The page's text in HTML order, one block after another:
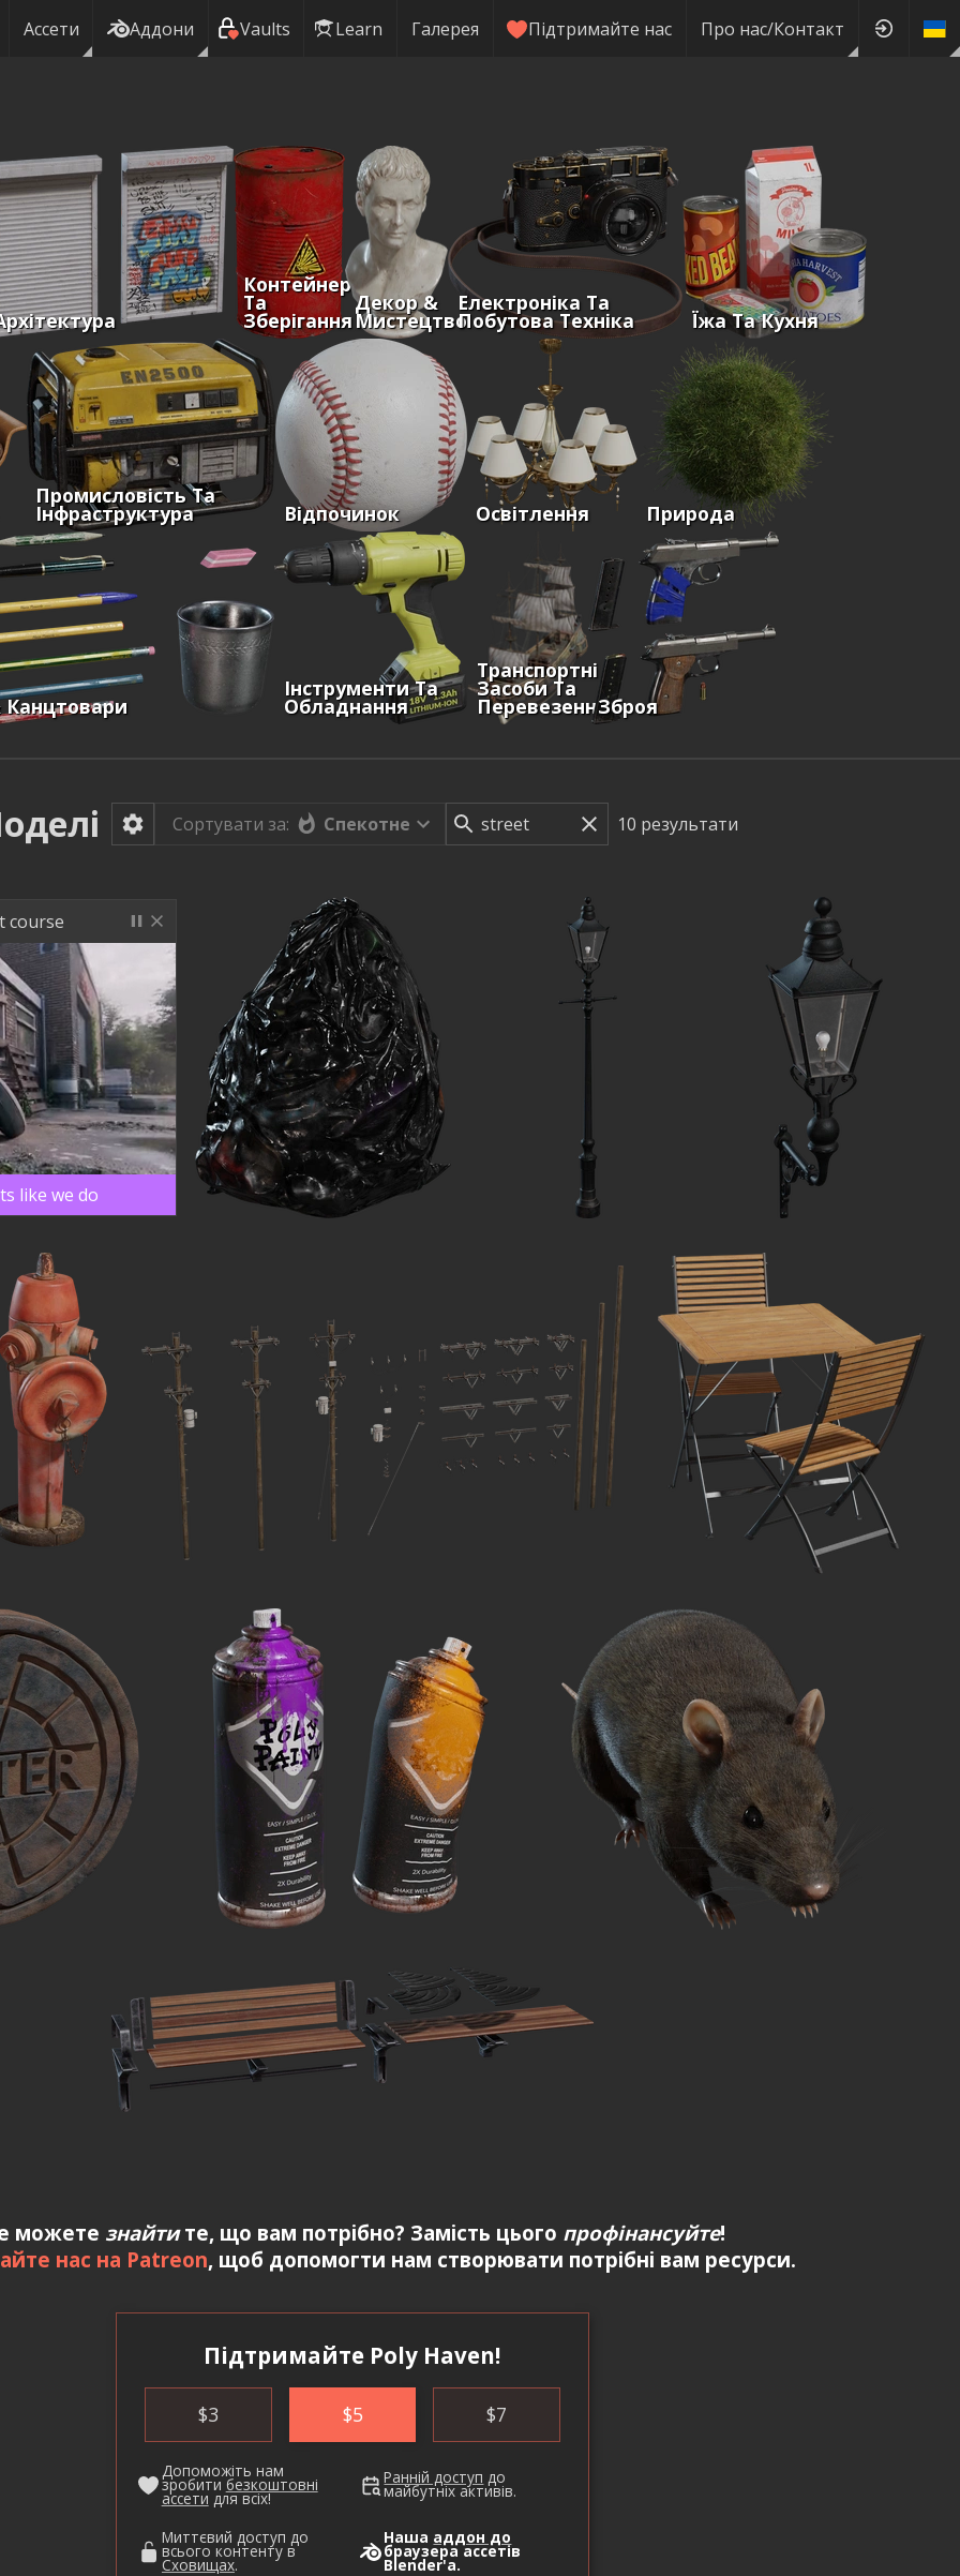
Ассети Аддони Vaults Learn Галерея Підтримайте нас Про нас/Контакт
Контейнери
Та
Зберігання
Декор &
Мистецтво
Електроніка Та
Побутова Техніка Їжа Та Кухня
Промисловість Та
Інфраструктура Відпочинок Освітлення Природа
Канцтовари
Інструменти Та
Обладнання
Транспортні
Засоби Та
ПеревезенняЗброя
Сортувати за: Спекотне 10 результати
course
like we do
можете знайтите, що вам потрібно? Замість цього профінансуйте!
нас на Patreon, щоб допомогти нам створювати потрібні вам ресурси.
Підтримайте Poly Haven!
$3 $5 $7
Допоможіть нам
зробити безкоштовні
ассети для всіх!
Ранній доступ до
майбутніх активів.
Миттєвий доступ до
всього контенту в
Сховищах.
Наша аддон до
браузера ассетів
Blender'а.